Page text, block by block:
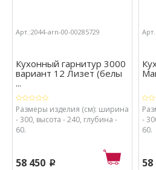
Арт.:2044-arn-00-00285729
Кухонный гарнитур 3000
вариант 12 Лизет (белы
...
Размеры изделия (см): ширина
- 300, высота - 240, глубина -
60.
58 450 p
-
60.
58